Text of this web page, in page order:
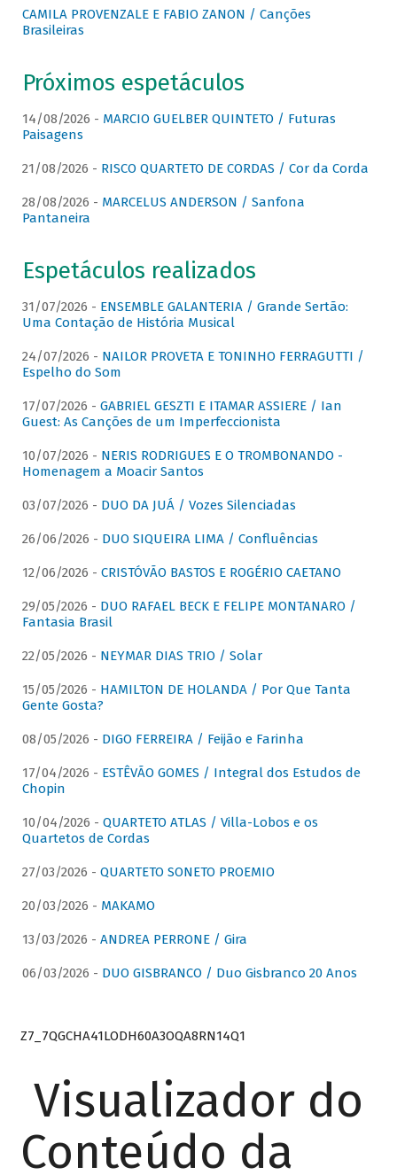
CAMILA PROVENZALE E FABIO ZANON / Canções
Brasileiras
Próximos espetáculos
14/08/2026 - MARCIO GUELBER QUINTETO / Futuras
Paisagens
21/08/2026 - RISCO QUARTETO DE CORDAS / Cor da Corda
28/08/2026 - MARCELUS ANDERSON / Sanfona
Pantaneira
Espetáculos realizados
31/07/2026 - ENSEMBLE GALANTERIA / Grande Sertão:
Uma Contação de História Musical
24/07/2026 - NAILOR PROVETA E TONINHO FERRAGUTTI /
Espelho do Som
17/07/2026 - GABRIEL GESZTI E ITAMAR ASSIERE / Ian
Guest: As Canções de um Imperfeccionista
10/07/2026 - NERIS RODRIGUES E O TROMBONANDO -
Homenagem a Moacir Santos
03/07/2026 - DUO DA JUÁ / Vozes Silenciadas
26/06/2026 - DUO SIQUEIRA LIMA / Confluências
12/06/2026 - CRISTÓVÃO BASTOS E ROGÉRIO CAETANO
29/05/2026 - DUO RAFAEL BECK E FELIPE MONTANARO /
Fantasia Brasil
22/05/2026 - NEYMAR DIAS TRIO / Solar
15/05/2026 - HAMILTON DE HOLANDA / Por Que Tanta
Gente Gosta?
08/05/2026 - DIGO FERREIRA / Feijão e Farinha
17/04/2026 - ESTÊVÃO GOMES / Integral dos Estudos de
Chopin
10/04/2026 - QUARTETO ATLAS / Villa-Lobos e os
Quartetos de Cordas
27/03/2026 - QUARTETO SONETO PROEMIO
20/03/2026 - MAKAMO
13/03/2026 - ANDREA PERRONE / Gira
06/03/2026 - DUO GISBRANCO / Duo Gisbranco 20 Anos
Z7_7QGCHA41LODH60A3OQA8RN14Q1
Visualizador do
Conteúdo da